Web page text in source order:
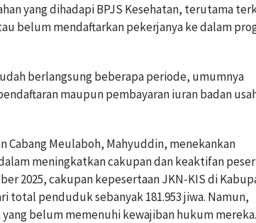
yang dihadapi BPJS Kesehatan, terutama
belum mendaftarkan pekerjanya ke dalam
berlangsung beberapa periode, umumnya
maupun pembayaran iuran badan
Cabang Meulaboh, Mahyuddin, menekankan
meningkatkan cakupan dan keaktifan
2025, cakupan kepesertaan JKN-KIS di
total penduduk sebanyak 181.953 jiwa. Namun,
belum memenuhi kewajiban hukum mereka.